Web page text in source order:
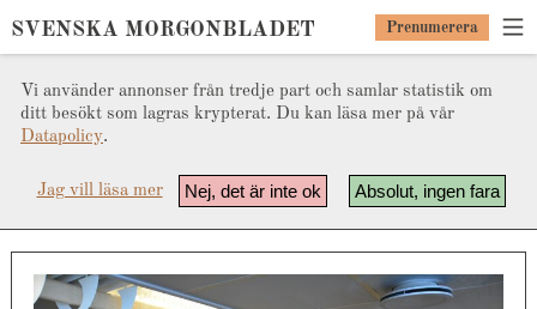
Vi använder annonser från tredje part och samlar statistik om
ditt besökt som lagras krypterat. Du kan läsa mer på vår
Datapolicy.
Absolut, ingen fara
Nej, det är inte ok
Jag vill läsa mer
SVENSKA MORGONBLADET Prenumerera